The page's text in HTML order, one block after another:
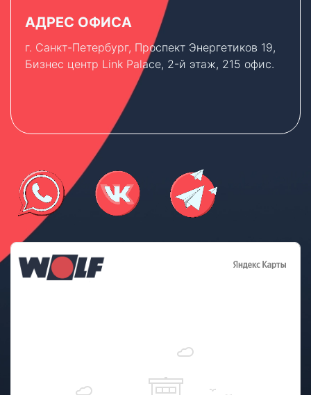
АДРЕС ОФИСА
г. Санкт-Петербург, Проспект Энергетиков 19,
Бизнес центр Link Palace, 2-й этаж, 215 офис.